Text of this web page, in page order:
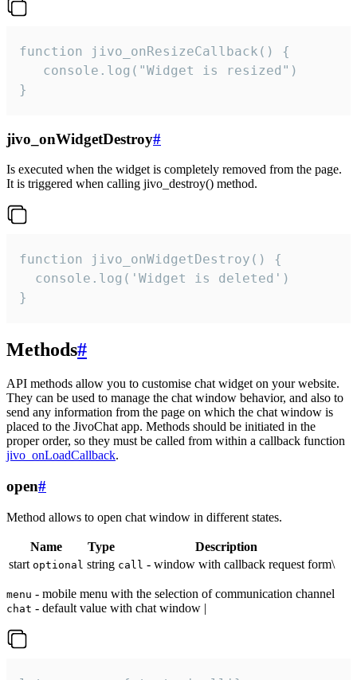
function jivo_onResizeCallback() {
   console.log("Widget is resized")
}
jivo_onWidgetDestroy#
Is executed when the widget is completely removed from the page.
It is triggered when calling jivo_destroy() method.
function jivo_onWidgetDestroy() {
  console.log('Widget is deleted')
}
Methods#
API methods allow you to customise chat widget on your website.
They can be used to manage the chat window behavior, and also to
send any information from the page on which the chat window is
placed to the JivoChat app. Methods should be initiated in the
proper order, so they must be called from within a callback function
jivo_onLoadCallback.
open#
Method allows to open chat window in different states.
Name Type
Description
start optional string call - window with callback request form\
menu - mobile menu with the selection of communication channel
chat - default value with chat window |